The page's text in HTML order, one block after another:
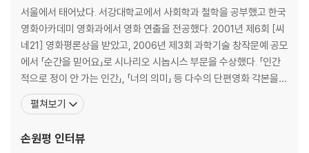
서울에서 태어났다. 서강대학교에서 사회학과 철학을 공부했고 한국
영화아카데미 영화과에서 영화 연출을 전공했다. 2001년 제6회 [씨
네21] 영화평론상을 받았고, 2006년 제3회 과학기술 창작문예 공모
에서 「순간을 믿어요」로 시나리오 시놉시스 부문을 수상했다. 「인간
적으로 정이 안 가는 인간」, 「너의 의미」 등 다수의 단편영화 각본을
쓰고 연출했다. 첫 장편소설 『아몬드』로 제10회 창비청소년문학상을
수상하여 등단했다. 두 번째 장편소설 『서른의 반격』으로 제5회 제주
상했다. 이외 장편소설 『프리즘』, 소설집
펼쳐보기
손원평 인터뷰